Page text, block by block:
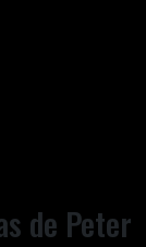
de Peter